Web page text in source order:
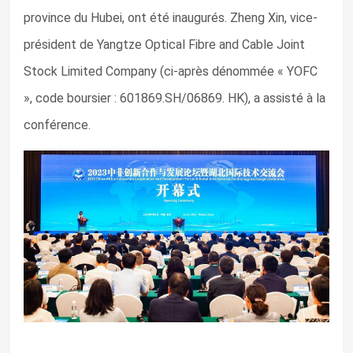
province du Hubei, ont été inaugurés. Zheng Xin, vice-
président de Yangtze Optical Fibre and Cable Joint
Stock Limited Company (ci-après dénommée « YOFC
», code boursier : 601869.SH/06869. HK), a assisté à la
conférence.